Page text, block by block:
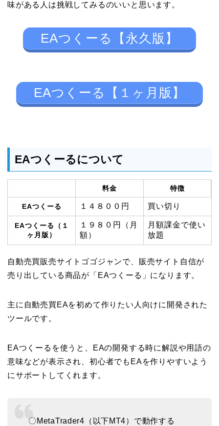
味がある人は挑戦してみるのいいと思います。
EAつくーる【永久版】
EAつくーる【１ヶ月版】
EAつくーるについて
料金 特徴
EAつくーる １４８００円 買い切り
EAつくーる（１
ヶ月版）
１９８０円（月
額）
月額課金で使い
放題
自動売買販売サイトゴゴジャンで、販売サイト自信が
売り出している商品が「EAつくーる」になります。
主に自動売買EAを初めて作りたい人向けに開発された
ツールです。
EAつくーるを使うと、EAの開発する時に解説や用語の
意味などが表示され、初心者でもEAを作りやすいよう
にサポートしてくれます。
〇MetaTrader4（以下MT4）で動作する